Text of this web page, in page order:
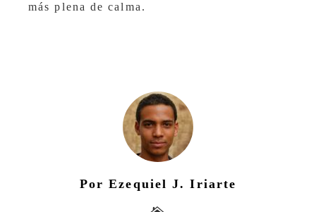
más plena de calma.
Por Ezequiel J. Iriarte